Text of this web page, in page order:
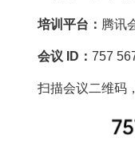
培训平台： 腾讯
会议 ID： 757
扫描会议二维码